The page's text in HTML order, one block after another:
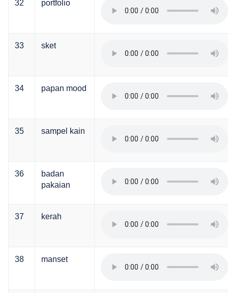
32 portfolio
33 sket
34 papan mood
35 sampel kain
36
badan
pakaian
37 kerah
38 manset